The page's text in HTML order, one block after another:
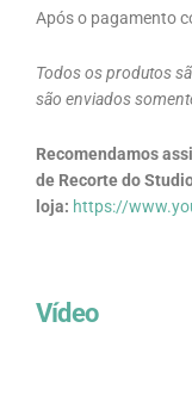
Após o pagamento
Todos os produtos
são enviados
Recomendamos
de Recorte do
loja: https://
Vídeo